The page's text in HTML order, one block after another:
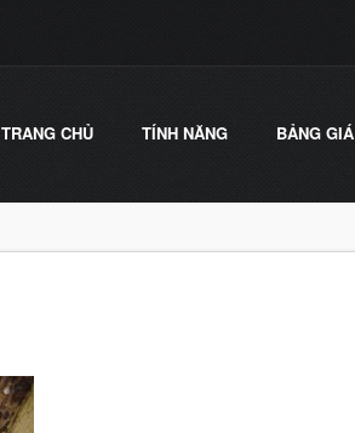
TRANG CHỦ TÍNH NĂNG BẢNG GIÁ